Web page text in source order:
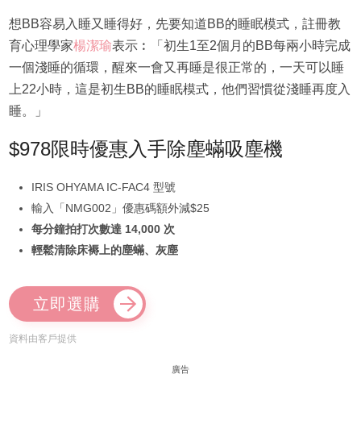
想BB容易入睡又睡得好，先要知道BB的睡眠模式，註冊教
育心理學家楊潔瑜表示︰「初生1至2個月的BB每兩小時完成
一個淺睡的循環，醒來一會又再睡是很正常的，一天可以睡
上22小時，這是初生BB的睡眠模式，他們習慣從淺睡再度入
睡。」
$978限時優惠入手除塵蟎吸塵機
IRIS OHYAMA IC-FAC4 型號
輸入「NMG002」優惠碼額外減$25
每分鐘拍打次數達 14,000 次
輕鬆清除床褥上的塵蟎、灰塵
立即選購
資料由客戶提供
廣告